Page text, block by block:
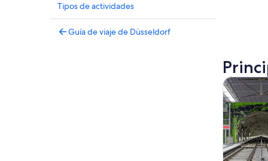
Tipos de actividades
Guía de viaje de Düsseldorf
Tours y